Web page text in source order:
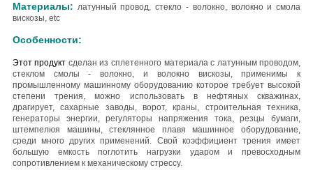
Материалы: латунный провод, стекло - волокно, волокно и смола
вискозы, etc
Особенности:
Этот продукт сделан из сплетенного материала с латунным проводом,
стеклом смолы - волокно, и волокно вискозы, применимы к
промышленному машинному оборудованию которое требует высокой
степени трения, можно использовать в нефтяных скважинах,
драгирует, сахарные заводы, ворот, краны, строительная техника,
генераторы энергии, регуляторы напряжения тока, резцы бумаги,
штемпелюя машины, стеклянное плавя машинное оборудование,
среди много других применений. Свой коэффициент трения имеет
большую емкость поглотить нагрузки ударом и превосходным
сопротивлением к механическому стрессу.